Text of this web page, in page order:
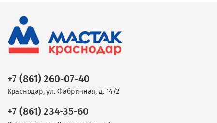
+7 (861) 260-07-40
Краснодар, ул. Фабричная, д. 14/2
+7 (861) 234-35-60